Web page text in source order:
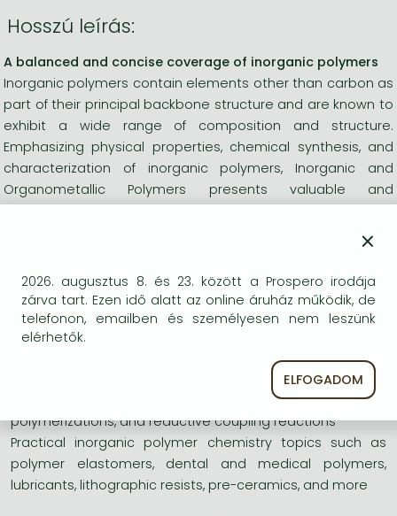
Hosszú leírás:
A balanced and concise coverage of inorganic polymers
Inorganic polymers contain elements other than carbon as
part of their principal backbone structure and are known to
exhibit a wide range of composition and structure.
Emphasizing physical properties, chemical synthesis, and
characterization of inorganic polymers, Inorganic and
Organometallic Polymers presents valuable and
informative coverage of the field.
With numerous examples of real-world practical
applications and end-of-chapter exercises, Inorganic and
Organometallic Polymers is suitable for use as a text in
special topics in organic and polymer chemistry courses.
The book features useful sections on:
Classification schemes for inorganic polymers
Synthesis of inorganic polymers, including step-growth
syntheses, chain polymerizations, ring-opening
polymerizations, and reductive coupling reactions
Practical inorganic polymer chemistry topics such as
polymer elastomers, dental and medical polymers,
lubricants, lithographic resists, pre-ceramics, and more
×
2026. augusztus 8. és 23. között a Prospero irodája
zárva tart. Ezen idő alatt az online áruház működik, de
telefonon, emailben és személyesen nem leszünk
elérhetők.
ELFOGADOM